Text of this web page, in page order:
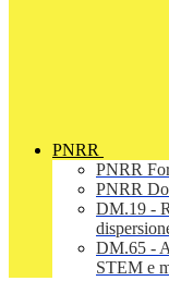
PNRR
PNRR
PNRR
DM.19 -
DM.65 -
STEM e